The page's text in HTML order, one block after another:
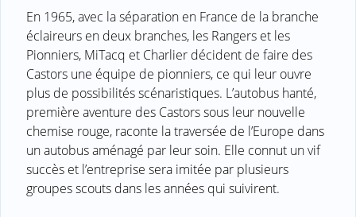
En 1965, avec la séparation en France de la branche
éclaireurs en deux branches, les Rangers et les
Pionniers, MiTacq et Charlier décident de faire des
Castors une équipe de pionniers, ce qui leur ouvre
plus de possibilités scénaristiques. L’autobus hanté,
première aventure des Castors sous leur nouvelle
chemise rouge, raconte la traversée de l’Europe dans
un autobus aménagé par leur soin. Elle connut un vif
succès et l’entreprise sera imitée par plusieurs
groupes scouts dans les années qui suivirent.